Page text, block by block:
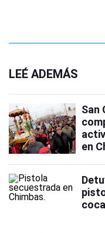
LEÉ ADEMÁS
San
en